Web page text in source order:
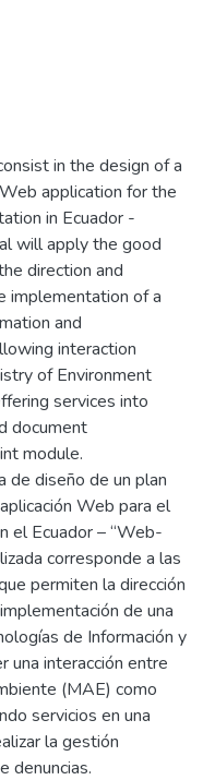
in the design of a
application for the
in Ecuador -
will apply the good
direction and
implementation of a
and
interaction
of Environment
services into
document
module.
de diseño de un plan
Web para el
el Ecuador – “Web-
corresponde a las
permiten la dirección
de una
de Información y
una interacción entre
(MAE) como
servicios en una
la gestión
denuncias.